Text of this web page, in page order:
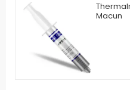
Macun